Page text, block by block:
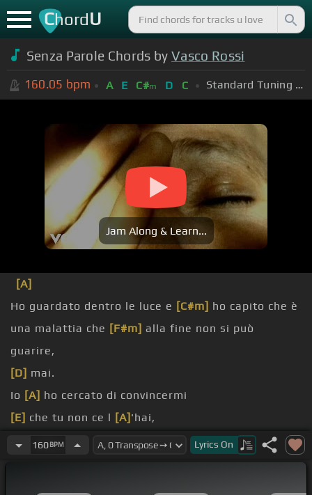
ChordU
Senza Parole Chords by Vasco Rossi
160.05 bpm A E C#m D C Standard Tuning (EADGBE)
Jam Along & Learn...
[A]
Ho guardato dentro le luce e [C#m] ho capito che è
una malattia che [F#m] alla fine non si può
guarire,
[D] mai.
Io [A] ho cercato di convincermi
[E] che tu non ce l [A] 'hai,
[C#m]ho
160BPM Lyrics On